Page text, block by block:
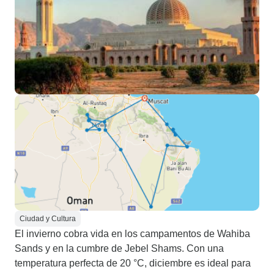
Ciudad y Cultura
El invierno cobra vida en los campamentos de Wahiba
Sands y en la cumbre de Jebel Shams. Con una
temperatura perfecta de 20 °C, diciembre es ideal para